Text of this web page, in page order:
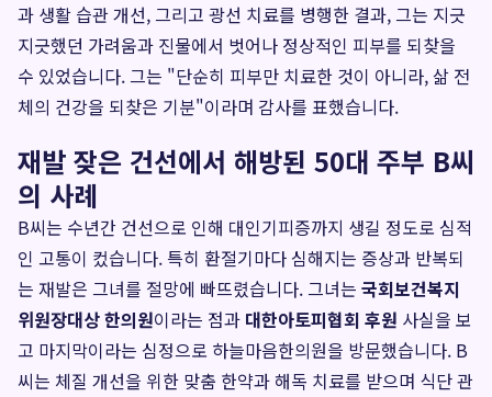
과 생활 습관 개선, 그리고 광선 치료를 병행한 결과, 그는 지긋
지긋했던 가려움과 진물에서 벗어나 정상적인 피부를 되찾을
수 있었습니다. 그는 "단순히 피부만 치료한 것이 아니라, 삶 전
체의 건강을 되찾은 기분"이라며 감사를 표했습니다.
재발 잦은 건선에서 해방된 50대 주부 B씨
의 사례
B씨는 수년간 건선으로 인해 대인기피증까지 생길 정도로 심적
인 고통이 컸습니다. 특히 환절기마다 심해지는 증상과 반복되
는 재발은 그녀를 절망에 빠뜨렸습니다. 그녀는 국회보건복지
위원장대상 한의원이라는 점과 대한아토피협회 후원 사실을 보
고 마지막이라는 심정으로 하늘마음한의원을 방문했습니다. B
씨는 체질 개선을 위한 맞춤 한약과 해독 치료를 받으며 식단 관